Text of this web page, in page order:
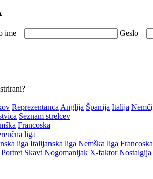
ime Geslo
Reprezentanca Anglija Španija Italija
Seznam strelcev
Francoska
liga
liga Italijanska liga Nemška liga
Portret Skavt Nogomanijak X-faktor Nostalgija